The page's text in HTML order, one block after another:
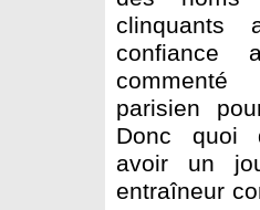
clinquants
confiance
parisien
Donc quoi
avoir un
entraîneur